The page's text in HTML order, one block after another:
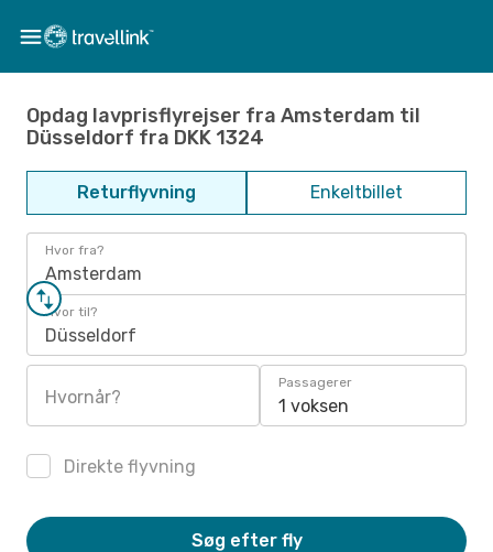
Opdag lavprisflyrejser fra Amsterdam til
Düsseldorf fra DKK 1324
Returflyvning Enkeltbillet
Hvor fra?
Amsterdam
Hvor til?
Düsseldorf
Hvornår?
Passagerer
1 voksen
Direkte flyvning
Søg efter fly